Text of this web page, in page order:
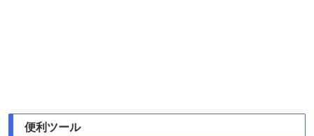
便利ツール